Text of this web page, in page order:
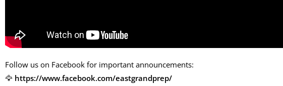
Follow us on Facebook for important announcements:
🦅 https://www.facebook.com/eastgrandprep/